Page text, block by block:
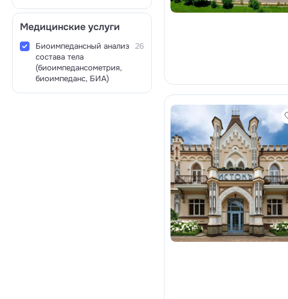
Медицинские услуги
Биоимпедансный анализ
состава тела
(биоимпедансометрия,
биоимпеданс, БИА)
26